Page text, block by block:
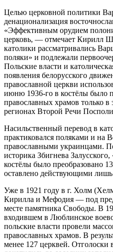
Целью церковной политики
денационализация
«Эффективным орудием
церковь, — отмечает Кирилл
католики рассматривались
поляки» и подлежали
Польские власти и
появления белорусского
православной церкви
июню 1936-го в костёлы было
православных храмов только в
регионах Второй Речи
Насильственный перевод в
практиковался поляками и на
православными украинцами.
историка Збигнева
костёлы было преобразовано
оставлено действующими лишь
Уже в 1921 году в г. Холм
Кирилла и Мефодия — под
месте памятника Свободы. В
входившем в Люблинское
польские власти провели
православных храмов. В
менее 127 церквей. Отголоски